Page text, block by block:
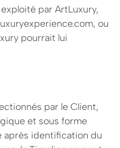
par ArtLuxury,
ou
pourrait lui
par le Client,
et sous forme
après identification du